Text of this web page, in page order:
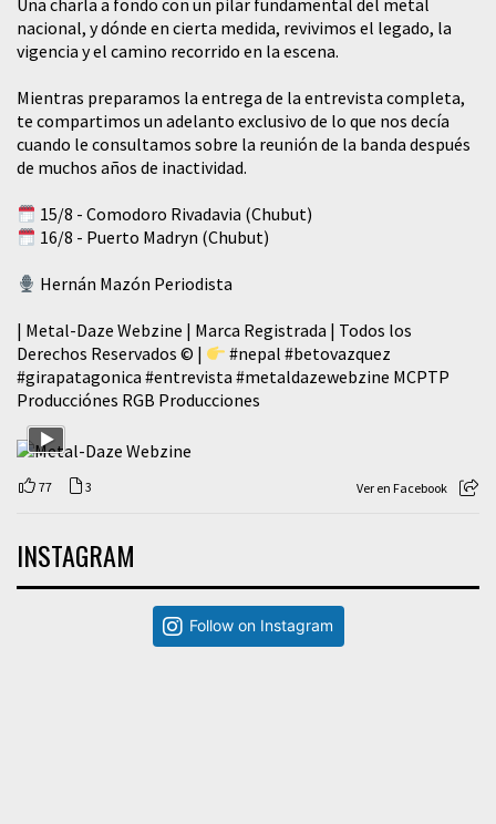
​Una charla a fondo con un pilar fundamental del metal
nacional, y dónde en cierta medida, revivimos el legado, la
vigencia y el camino recorrido en la escena.
Mientras preparamos la entrega de la entrevista completa,
te compartimos un adelanto exclusivo de lo que nos decía
cuando le consultamos sobre la reunión de la banda después
de muchos años de inactividad.
15/8 - Comodoro Rivadavia (Chubut)
16/8 - Puerto Madryn (Chubut)
Hernán Mazón Periodista
| Metal-Daze Webzine | Marca Registrada | Todos los
Derechos Reservados © |
#nepal #betovazquez
#girapatagonica #entrevista #metaldazewebzine MCPTP
Producciónes RGB Producciones
77 3 Ver en Facebook
INSTAGRAM
Follow on Instagram